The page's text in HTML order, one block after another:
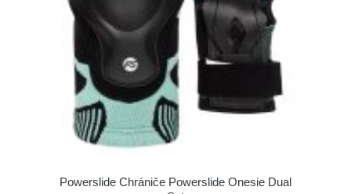
Powerslide Chrániče Powerslide Onesie Dual